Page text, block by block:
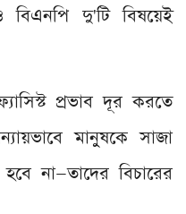
বিএনপি দু'টি বিষয়েই
প্রভাব দূর করতে
মানুষকে সাজা
না—তাদের বিচারের